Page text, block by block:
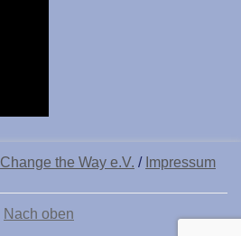
Change the Way e.V. / Impressum
Nach oben